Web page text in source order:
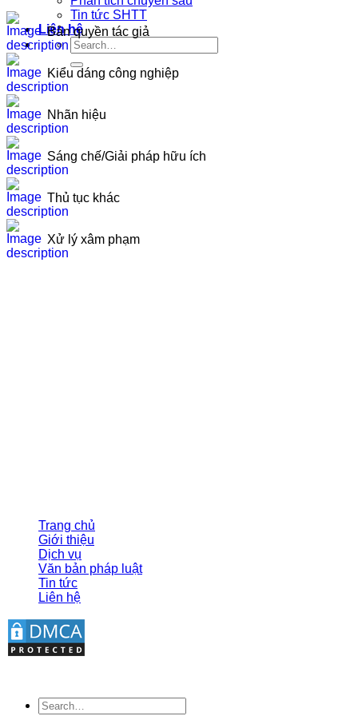
Tin tức SHTT
Liên hệ
Bản quyền tác giả
Kiểu dáng công nghiệp
Nhãn hiệu
Sáng chế/Giải pháp hữu ích
Thủ tục khác
Xử lý xâm phạm
Trang chủ
Giới thiệu
Dịch vụ
Văn bản pháp luật
Tin tức
Liên hệ